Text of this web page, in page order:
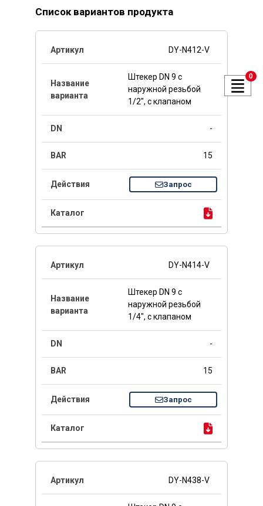
Список вариантов продукта
DY-N412-V
Штекер DN 9 с
наружной резьбой
1/2", с клапаном
-
15
Запрос
DY-N414-V
Штекер DN 9 с
наружной резьбой
1/4", с клапаном
-
15
Запрос
DY-N438-V
0